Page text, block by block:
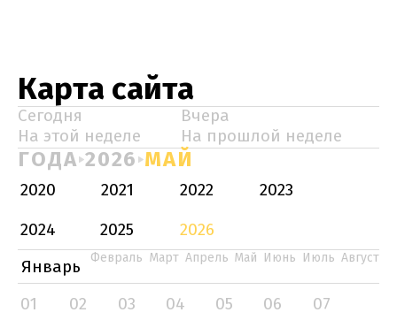
Карта сайта
Сегодня
Вчера
На этой неделе
На прошлой неделе
ГОДА 2026 МАЙ
2020 2021 2022
2023
2024
2025
2026
Январь
Февраль Март Апрель Май Июнь Июль Август
01 02 03 04 05 06
07